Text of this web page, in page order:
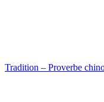
Tradition – Proverbe